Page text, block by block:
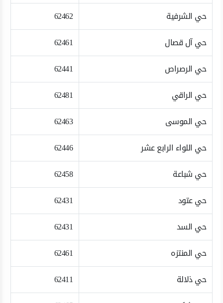
حي الشرفية
62462
حي آل قصال
62461
حي الرصراص
62441
حي الراقي
62481
حي الموسى
62463
حي اللواء الرابع عشر
62446
حي شباعة
62458
حي عتود
62431
حي السد
62431
حي المنتزه
62461
حي ذلالة
62411